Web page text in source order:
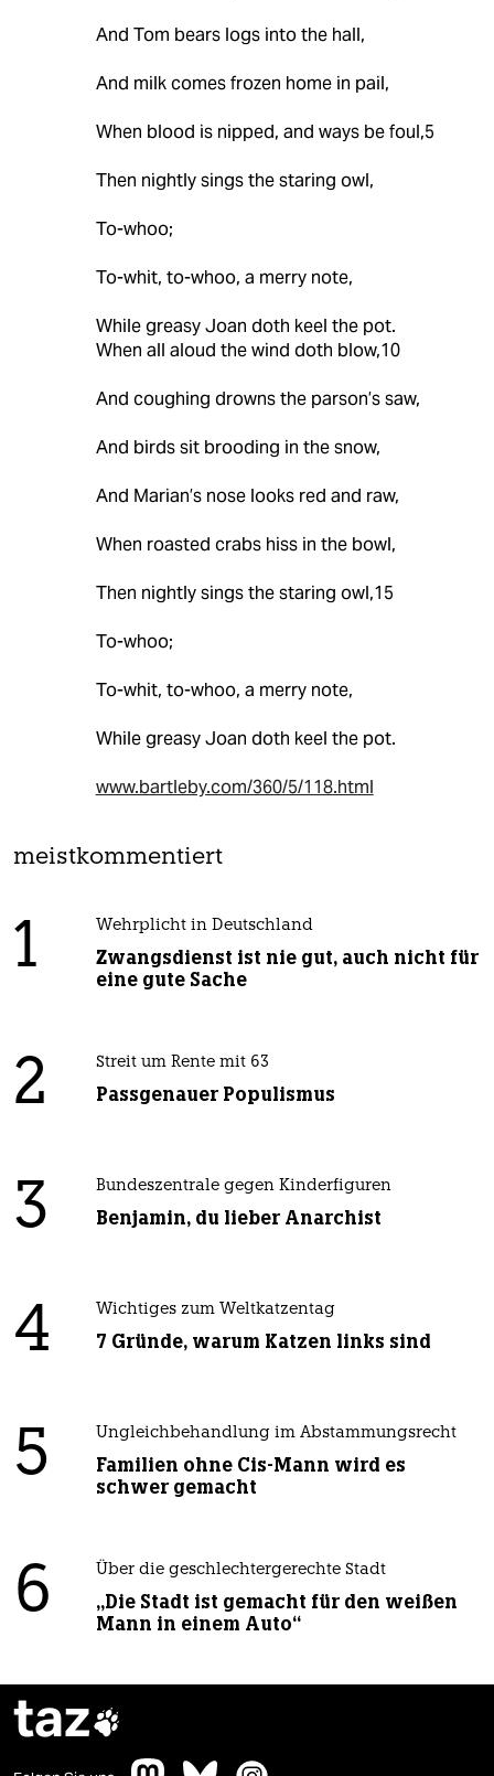
And Tom bears logs into the hall,
And milk comes frozen home in pail,
When blood is nipped, and ways be foul,5
Then nightly sings the staring owl,
To-whoo;
To-whit, to-whoo, a merry note,
While greasy Joan doth keel the pot.
When all aloud the wind doth blow,10
And coughing drowns the parson’s saw,
And birds sit brooding in the snow,
And Marian’s nose looks red and raw,
When roasted crabs hiss in the bowl,
Then nightly sings the staring owl,15
To-whoo;
To-whit, to-whoo, a merry note,
While greasy Joan doth keel the pot.
www.bartleby.com/360/5/118.html
meistkommentiert
1 Wehrplicht in Deutschland
Zwangsdienst ist nie gut, auch nicht für
eine gute Sache
2 Streit um Rente mit 63
Passgenauer Populismus
3 Bundeszentrale gegen Kinderfiguren
Benjamin, du lieber Anarchist
4 Wichtiges zum Weltkatzentag
7 Gründe, warum Katzen links sind
5 Ungleichbehandlung im Abstammungsrecht
Familien ohne Cis-Mann wird es
schwer gemacht
6 Über die geschlechtergerechte Stadt
„Die Stadt ist gemacht für den weißen
Mann in einem Auto“
taz